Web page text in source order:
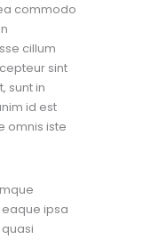
commodo
cillum
sint
sunt in
id est
omnis iste
ipsa